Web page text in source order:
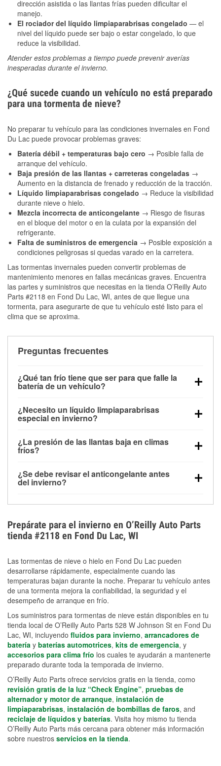
dirección asistida o las llantas frías pueden dificultar el
manejo.
El rociador del líquido limpiaparabrisas congelado — el
nivel del líquido puede ser bajo o estar congelado, lo que
reduce la visibilidad.
Atender estos problemas a tiempo puede prevenir averías
inesperadas durante el invierno.
¿Qué sucede cuando un vehículo no está preparado
para una tormenta de nieve?
No preparar tu vehículo para las condiciones invernales en Fond
Du Lac puede provocar problemas graves:
Batería débil + temperaturas bajo cero → Posible falla de
arranque del vehículo.
Baja presión de las llantas + carreteras congeladas →
Aumento en la distancia de frenado y reducción de la tracción.
Líquido limpiaparabrisas congelado → Reduce la visibilidad
durante nieve o hielo.
Mezcla incorrecta de anticongelante → Riesgo de fisuras
en el bloque del motor o en la culata por la expansión del
refrigerante.
Falta de suministros de emergencia → Posible exposición a
condiciones peligrosas si quedas varado en la carretera.
Las tormentas invernales pueden convertir problemas de
mantenimiento menores en fallas mecánicas graves. Encuentra
las partes y suministros que necesitas en la tienda O’Reilly Auto
Parts #2118 en Fond Du Lac, WI, antes de que llegue una
tormenta, para asegurarte de que tu vehículo esté listo para el
clima que se aproxima.
Preguntas frecuentes
¿Qué tan frío tiene que ser para que falle la
batería de un vehículo?
debajo de los 32 °F y puede perder hasta la mitad de
su potencia de arranque cerca de los 0 °F, lo que
arranque.
¿Necesito un líquido limpiaparabrisas
especial en invierno?
la congelación y ayuda a disolver la sal y la nieve
derretida en la carretera para mejorar la visibilidad.
¿La presión de las llantas baja en climas
fríos?
alrededor de 1 PSI por cada 10 °F que baja la
temperatura. Puedes obtener más información sobre
¿Se debe revisar el anticongelante antes
del invierno?
el sobrecalentamiento en condiciones de frío
extremo. Aprende cómo comprobar la protección
anticongelante en nuestra sección How-To.
Prepárate para el invierno en O’Reilly Auto Parts
tienda #2118 en Fond Du Lac, WI
Las tormentas de nieve o hielo en Fond Du Lac pueden
desarrollarse rápidamente, especialmente cuando las
temperaturas bajan durante la noche. Preparar tu vehículo antes
de una tormenta mejora la confiabilidad, la seguridad y el
desempeño de arranque en frío.
Los suministros para tormentas de nieve están disponibles en tu
tienda local de O’Reilly Auto Parts 528 W Johnson St en Fond Du
Lac, WI, incluyendo fluidos para invierno, arrancadores de
batería y baterías automotrices, kits de emergencia, y
accesorios para clima frío los cuales te ayudarán a mantenerte
preparado durante toda la temporada de invierno.
O’Reilly Auto Parts ofrece servicios gratis en la tienda, como
revisión gratis de la luz “Check Engine”, pruebas de
alternador y motor de arranque, instalación de
limpiaparabrisas, instalación de bombillas de faros, and
reciclaje de líquidos y baterías. Visita hoy mismo tu tienda
O’Reilly Auto Parts más cercana para obtener más información
sobre nuestros servicios en la tienda.